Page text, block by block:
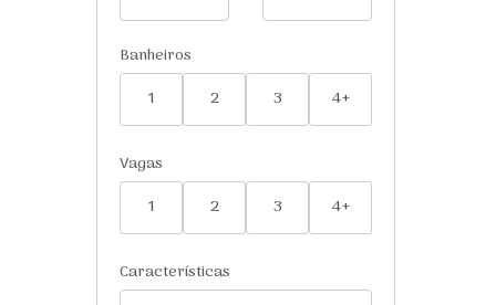
Banheiros
1
2 3 4+
Vagas
1
2 3 4+
Características